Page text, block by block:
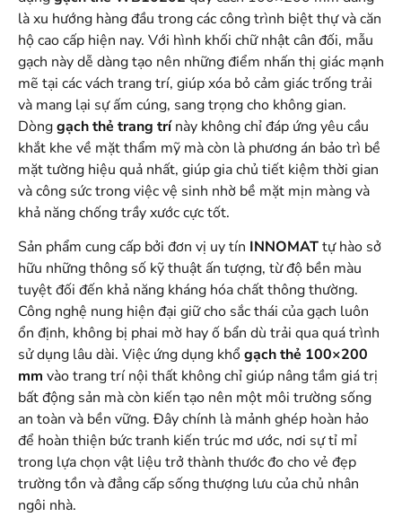
là xu hướng hàng đầu trong các công trình biệt thự và căn
hộ cao cấp hiện nay. Với hình khối chữ nhật cân đối, mẫu
gạch này dễ dàng tạo nên những điểm nhấn thị giác mạnh
mẽ tại các vách trang trí, giúp xóa bỏ cảm giác trống trải
và mang lại sự ấm cúng, sang trọng cho không gian.
Dònggạch thẻ trang trínày không chỉ đáp ứng yêu cầu
khắt khe về mặt thẩm mỹ mà còn là phương án bảo trì bề
mặt tường hiệu quả nhất, giúp gia chủ tiết kiệm thời gian
và công sức trong việc vệ sinh nhờ bề mặt mịn màng và
khả năng chống trầy xước cực tốt.
Sản phẩm cung cấp bởi đơn vị uy tín INNOMATtự hào sở
hữu những thông số kỹ thuật ấn tượng, từ độ bền màu
tuyệt đối đến khả năng kháng hóa chất thông thường.
Công nghệ nung hiện đại giữ cho sắc thái của gạch luôn
ổn định, không bị phai mờ hay ố bẩn dù trải qua quá trình
sử dụng lâu dài. Việc ứng dụng khổgạch thẻ 100×200
mm vào trang trí nội thất không chỉ giúp nâng tầm giá trị
bất động sản mà còn kiến tạo nên một môi trường sống
an toàn và bền vững. Đây chính là mảnh ghép hoàn hảo
để hoàn thiện bức tranh kiến trúc mơ ước, nơi sự tỉ mỉ
trong lựa chọn vật liệu trở thành thước đo cho vẻ đẹp
trường tồn và đẳng cấp sống thượng lưu của chủ nhân
ngôi nhà.